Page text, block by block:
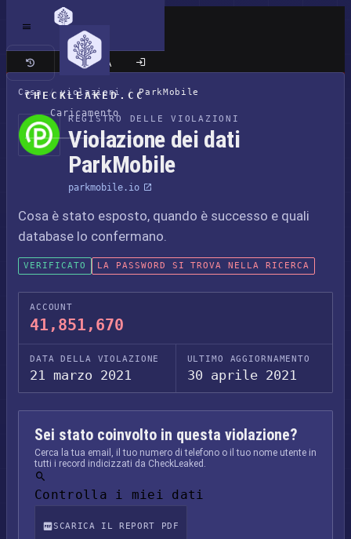
CHECKLEAKED.CC
Caricamento
Sito classico
Casa / violazioni / ParkMobile
REGISTRO DELLE VIOLAZIONI
Violazione dei dati
ParkMobile
parkmobile.io
Cosa è stato esposto, quando è successo e quali
database lo confermano.
VERIFICATO LA PASSWORD SI TROVA NELLA RICERCA
ACCOUNT
41,851,670
DATA DELLA VIOLAZIONE
21 marzo 2021
ULTIMO AGGIORNAMENTO
30 aprile 2021
Sei stato coinvolto in questa violazione?
Cerca la tua email, il tuo numero di telefono o il tuo nome utente in
tutti i record indicizzati da CheckLeaked.
Controlla i miei dati
SCARICA IL REPORT PDF